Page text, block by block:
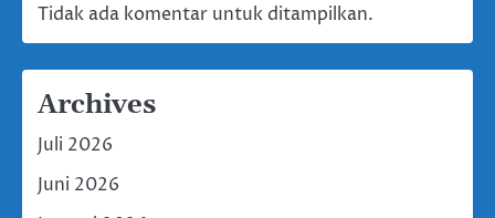
Tidak ada komentar untuk ditampilkan.
Archives
Juli 2026
Juni 2026